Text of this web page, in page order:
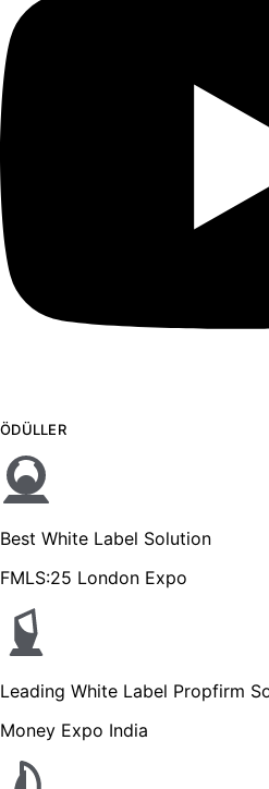
ÖDÜLLER
Best White Label Solution
FMLS:25 London Expo
Leading White Label Propfirm
Money Expo India